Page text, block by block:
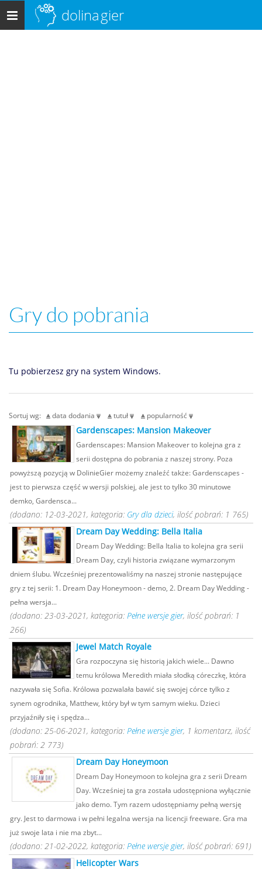
Menu
główne
dolinagier
Gry do pobrania
Tu pobierzesz gry na system Windows.
Sortuj wg: data dodania tutuł popularność
Gardenscapes: Mansion Makeover
Gardenscapes: Mansion Makeover to kolejna gra z
serii dostępna do pobrania z naszej strony. Poza
powyższą pozycją w DolinieGier możemy znaleźć także: Gardenscapes -
jest to pierwsza część w wersji polskiej, ale jest to tylko 30 minutowe
demko, Gardensca...
(dodano: 12-03-2021, kategoria: Gry dla dzieci, ilość pobrań: 1 765)
Dream Day Wedding: Bella Italia
Dream Day Wedding: Bella Italia to kolejna gra serii
Dream Day, czyli historia związane wymarzonym
dniem ślubu. Wcześniej prezentowaliśmy na naszej stronie następujące
gry z tej serii: 1. Dream Day Honeymoon - demo, 2. Dream Day Wedding -
pełna wersja...
(dodano: 23-03-2021, kategoria: Pełne wersje gier, ilość pobrań: 1
266)
Jewel Match Royale
Gra rozpoczyna się historią jakich wiele... Dawno
temu królowa Meredith miała słodką córeczkę, która
nazywała się Sofia. Królowa pozwalała bawić się swojej córce tylko z
synem ogrodnika, Matthew, który był w tym samym wieku. Dzieci
przyjaźniły się i spędza...
(dodano: 25-06-2021, kategoria: Pełne wersje gier, 1 komentarz, ilość
pobrań: 2 773)
Dream Day Honeymoon
Dream Day Honeymoon to kolejna gra z serii Dream
Day. Wcześniej ta gra została udostępniona wyłącznie
jako demo. Tym razem udostępniamy pełną wersję
gry. Jest to darmowa i w pełni legalna wersja na licencji freeware. Gra ma
już swoje lata i nie ma zbyt...
(dodano: 21-02-2022, kategoria: Pełne wersje gier, ilość pobrań: 691)
Helicopter Wars